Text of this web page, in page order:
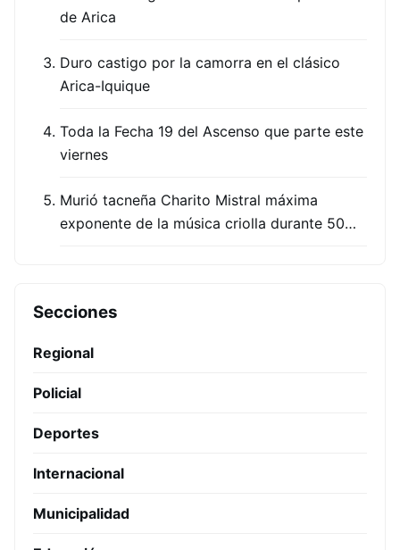
de Arica
Duro castigo por la camorra en el clásico
Arica-Iquique
Toda la Fecha 19 del Ascenso que parte este
viernes
Murió tacneña Charito Mistral máxima
exponente de la música criolla durante 50…
Secciones
Regional
Policial
Deportes
Internacional
Municipalidad